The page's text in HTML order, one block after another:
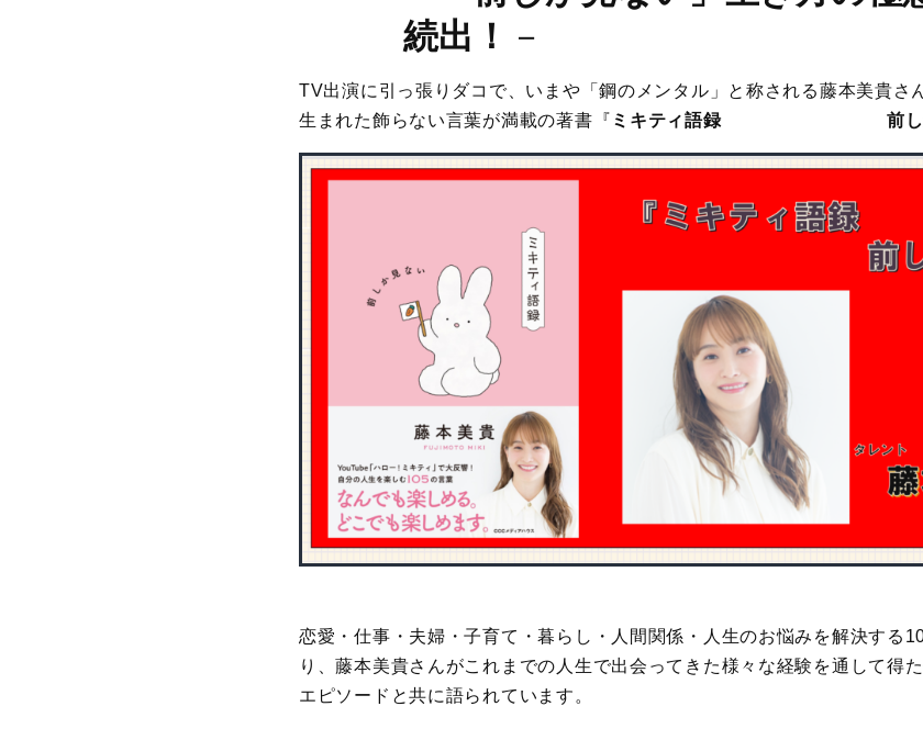
続出！ －
TV出演に引っ張りダコで、いまや「鋼のメンタル」と称される藤本美貴さ
生まれた飾らない言葉が満載の著書『 ミキティ語録 前しか
恋愛・仕事・夫婦・子育て・暮らし・人間関係・人生のお悩みを解決する
り、藤本美貴さんがこれまでの人生で出会ってきた様々な経験を通して得
エピソードと共に語られています。